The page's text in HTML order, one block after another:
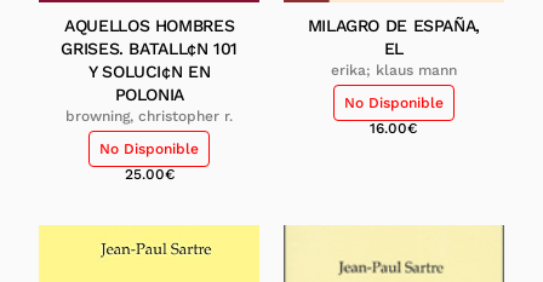
AQUELLOS HOMBRES
GRISES. BATALL¢N 101
Y SOLUCI¢N EN
POLONIA
browning, christopher r.
No Disponible
25.00€
MILAGRO DE ESPAÑA,
EL
erika; klaus mann
No Disponible
16.00€